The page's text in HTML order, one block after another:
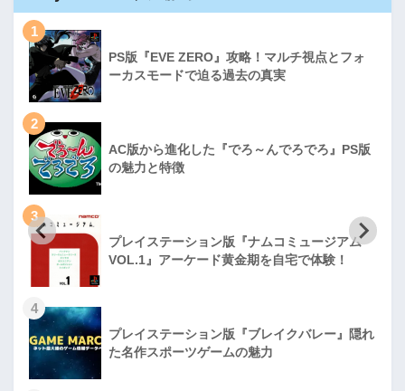
1
PS版『EVE ZERO』攻略！マルチ視点とフォ
ーカスモードで迫る過去の真実
2
AC版から進化した『でろ～んでろでろ』PS版
の魅力と特徴
3
プレイステーション版『ナムコミュージアム
VOL.1』アーケード黄金期を自宅で体験！
4
プレイステーション版『ブレイクバレー』隠れ
た名作スポーツゲームの魅力